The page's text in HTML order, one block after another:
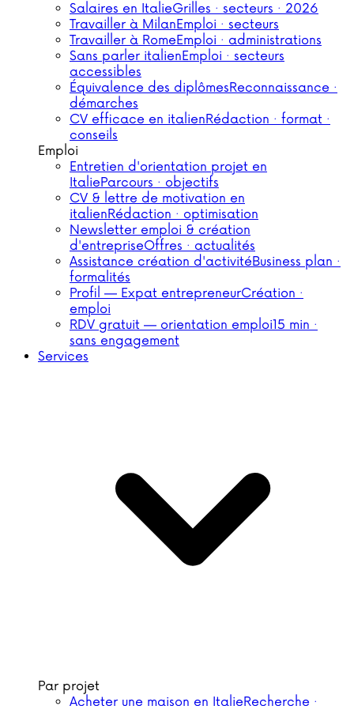
Salaires en ItalieGrilles · secteurs · 2026
Travailler à MilanEmploi · secteurs
Travailler à RomeEmploi · administrations
Sans parler italienEmploi · secteurs
accessibles
Équivalence des diplômesReconnaissance ·
démarches
CV efficace en italienRédaction · format ·
conseils
Emploi
Entretien d'orientation projet en
ItalieParcours · objectifs
CV & lettre de motivation en
italienRédaction · optimisation
Newsletter emploi & création
d'entrepriseOffres · actualités
Assistance création d'activitéBusiness plan ·
formalités
Profil — Expat entrepreneurCréation ·
emploi
RDV gratuit — orientation emploi15 min ·
sans engagement
Services
Par projet
Acheter une maison en ItalieRecherche ·